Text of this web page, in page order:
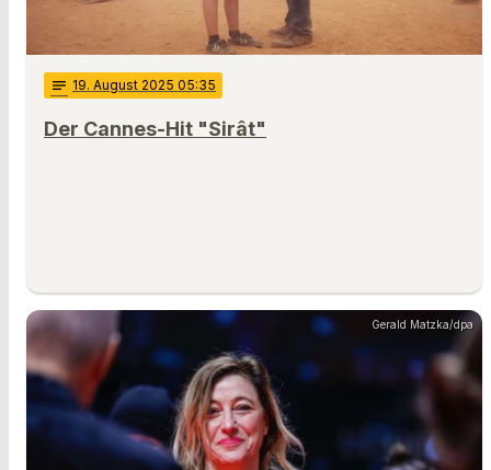
notes 19. August 2025 05:35
Der Cannes-Hit "Sirât"
Gerald Matzka/dpa